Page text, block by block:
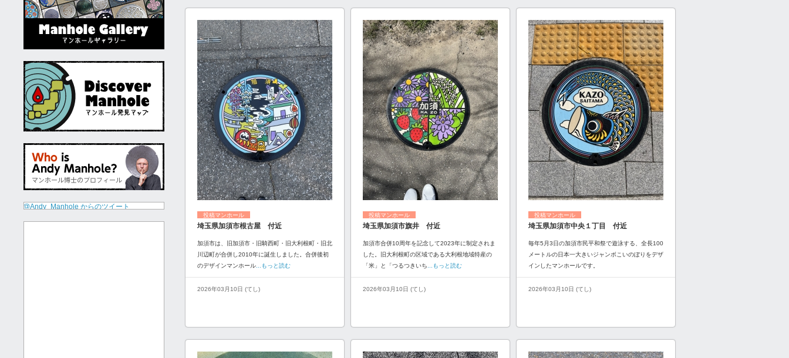
@Andy_Manhole からのツイート
投稿マンホール
埼玉県加須市根古屋 付近
加須市は、旧加須市・旧騎西町・旧大利根町・旧北
川辺町が合併し2010年に誕生しました。合併後初
のデザインマンホール ...もっと読む
2026年03月10日 (てし)
投稿マンホール
埼玉県加須市旗井 付近
加須市合併10周年を記念して2023年に制定されま
した。旧大利根町の区域である大利根地域特産の
「米」と「つるつきいち ...もっと読む
2026年03月10日 (てし)
投稿マンホール
埼玉県加須市中央１丁目 付近
毎年5月3日の加須市民平和祭で遊泳する、全長100
メートルの日本一大きいジャンボこいのぼりをデザ
インしたマンホールです。
2026年03月10日 (てし)